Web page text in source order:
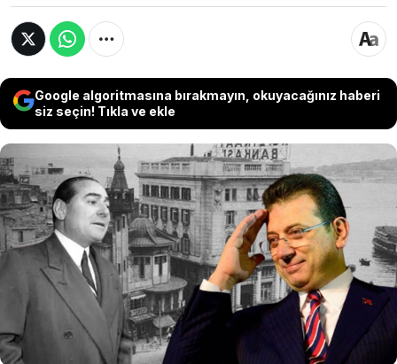
Google algoritmasına bırakmayın, okuyacağınız haberi
siz seçin! Tıkla ve ekle
1957 yılında Adnan Menderes hükümeti
döneminde cadde genişlemesi için yıkılan
İstanbul Karaköy'deki Merzifonlu Kara Mustafa
Paşa Camii yeniden yapılacak. Gelişmeyi
İstanbul Büyükşehir Belediyesi(İBB) Başkanı
Ekrem İmamoğlu duyurdu.